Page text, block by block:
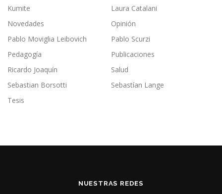
Kumite
Laura Catalani
Novedades
Opinión
Pablo Moviglia Leibovich
Pablo Scurzi
Pedagogía
Publicaciones
Ricardo Joaquín
Salud
Sebastian Borsotti
Sebastían Lange
Tesis
NUESTRAS REDES